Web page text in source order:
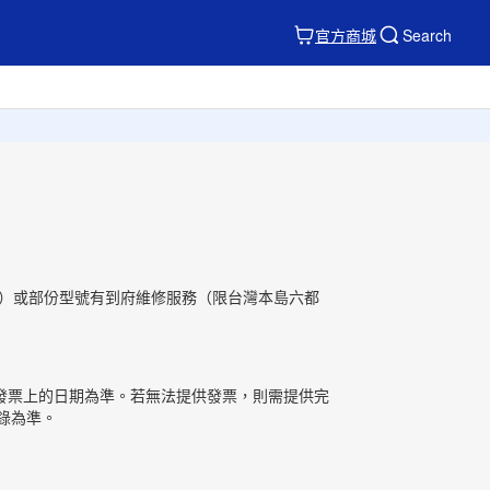
官方商城 Search
或部份型號有到府維修服務（限台灣本島六都
上的日期為準。若無法提供發票，則需提供完
為準。